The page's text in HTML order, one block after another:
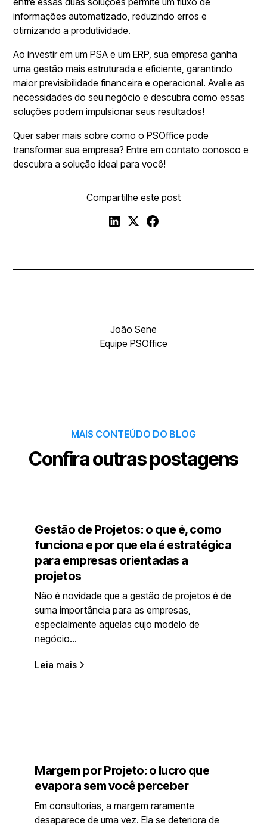
informações automatizado, reduzindo erros e
otimizando a produtividade.
Ao investir em um PSA e um ERP, sua empresa ganha
uma gestão mais estruturada e eficiente, garantindo
maior previsibilidade financeira e operacional. Avalie as
necessidades do seu negócio e descubra como essas
soluções podem impulsionar seus resultados!
Quer saber mais sobre como o PSOffice pode
transformar sua empresa? Entre em contato conosco e
descubra a solução ideal para você!
Compartilhe este post
João Sene
Equipe PSOffice
MAIS CONTEÚDO DO BLOG
Confira outras postagens
Gestão de Projetos: o que é, como
funciona e por que ela é estratégica
para empresas orientadas a
projetos
Não é novidade que a gestão de projetos é de
suma importância para as empresas,
especialmente aquelas cujo modelo de
negócio...
Leia mais
Margem por Projeto: o lucro que
evapora sem você perceber
Em consultorias, a margem raramente
desaparece de uma vez. Ela se deteriora de